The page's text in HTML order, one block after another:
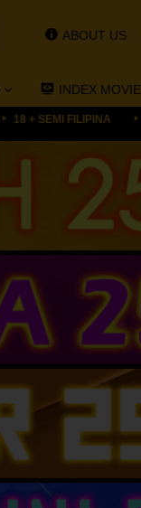
ABOUT US
INDEX MOVIE
18 + SEMI FILIPINA